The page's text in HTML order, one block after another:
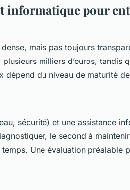
informatique pour
mais pas toujours
milliers d’euros, tandis
dépend du niveau de maturité
sécurité) et une assistance
le second à
Une évaluation préalable